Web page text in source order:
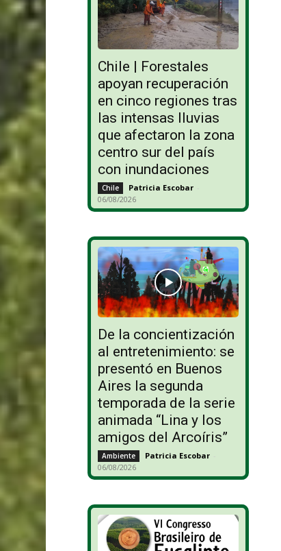
Chile | Forestales
apoyan recuperación
en cinco regiones tras
las intensas lluvias
que afectaron la zona
centro sur del país
con inundaciones
Chile Patricia Escobar -
06/08/2026
De la concientización
al entretenimiento: se
presentó en Buenos
Aires la segunda
temporada de la serie
animada “Lina y los
amigos del Arcoíris”
Ambiente Patricia Escobar -
06/08/2026